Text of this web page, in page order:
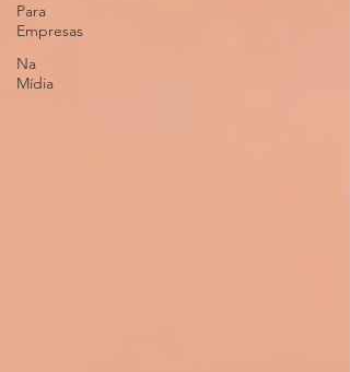
Para
Empresas
Na
Mídia